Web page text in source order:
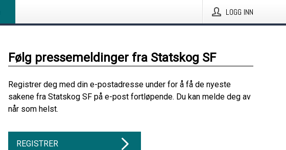
LOGG INN
Følg pressemeldinger fra Statskog SF
Registrer deg med din e-postadresse under for å få de nyeste
sakene fra Statskog SF på e-post fortløpende. Du kan melde deg av
når som helst.
REGISTRER